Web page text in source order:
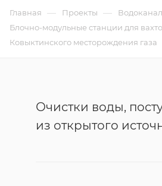
Главная — Проекты —
Блочно-модульные станции для
Ковыктинского месторождения газа
Очистки воды,
из открытого